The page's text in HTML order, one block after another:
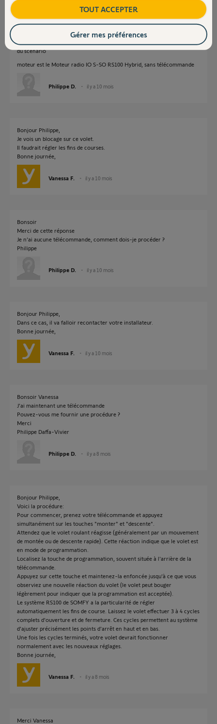
Votre réponse ne me fait pas vraiment avancer
Je sais quel volet pose probleme
Je voudrais résoudre le problème et non supprimer inutilement ce volet
du scenario
moteur est le Moteur radio IO S-SO RS100 Hybrid, sans télécommande
Philippe D. il y a 10 mois
Bonjour Philippe,
Je vois un blocage sur ce volet.
Il faudrait régler les fins de courses.
Bonne journée,
Vanessa F. il y a 10 mois
Bonsoir
Merci de cette réponse
Je n’ai aucune télécommande, comment dois-je procéder ?
Philippe
Philippe D. il y a 10 mois
Bonjour Philippe,
Dans ce cas, il va falloir recontacter votre installateur.
Bonne journée,
Vanessa F. il y a 10 mois
Bonsoir Vanessa
J’ai maintenant une télécommande
Pouvez-vous me fournir une procédure ?
Merci
Philippe Daffa-Vivier
Philippe D. il y a 8 mois
Bonjour Philippe,
Voici la procédure:
Pour commencer, prenez votre télécommande et appuyez
simultanément sur les touches "monter" et "descente".
Attendez que le volet roulant réagisse (généralement par un mouvement
de montée ou de descente rapide). Cette réaction indique que le volet est
en mode de programmation.
Localisez la touche de programmation, souvent située à l'arrière de la
télécommande.
Appuyez sur cette touche et maintenez-la enfoncée jusqu'à ce que vous
observiez une nouvelle réaction du volet (le volet peut bouger
légèrement pour indiquer que la programmation est acceptée).
Le système RS100 de SOMFY a la particularité de régler
automatiquement les fins de course. Laissez le volet effectuer 3 à 4 cycles
complets d'ouverture et de fermeture. Ces cycles permettent au système
d'ajuster précisément les points d'arrêt en haut et en bas.
Une fois les cycles terminés, votre volet devrait fonctionner
normalement avec les nouveaux réglages.
Bonne journée,
Vanessa F. il y a 8 mois
Merci Vanessa
TOUT ACCEPTER
Gérer mes préférences